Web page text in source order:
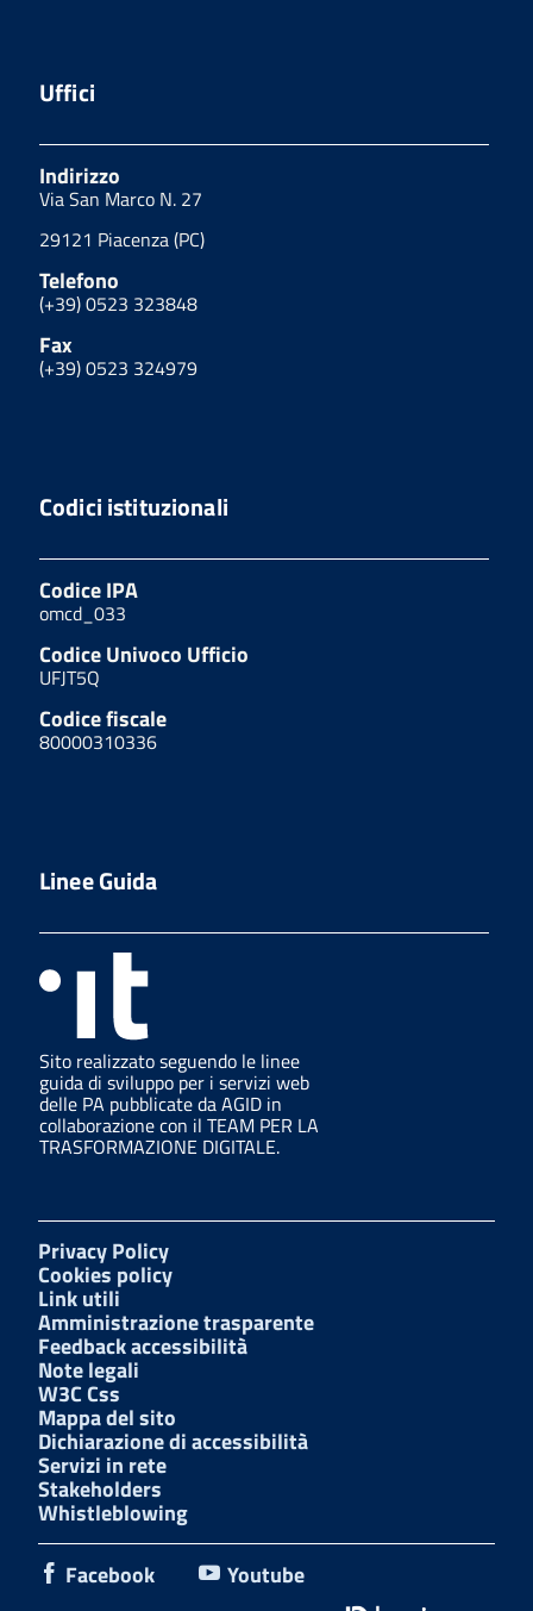
Uffici
Indirizzo
Via San Marco N. 27
29121 Piacenza (PC)
Telefono
(+39) 0523 323848
Fax
(+39) 0523 324979
Codici istituzionali
Codice IPA
omcd_033
Codice Univoco Ufficio
UFJT5Q
Codice fiscale
80000310336
Linee Guida
Sito realizzato seguendo le linee
guida di sviluppo per i servizi web
delle PA pubblicate da AGID in
collaborazione con il TEAM PER LA
TRASFORMAZIONE DIGITALE.
Privacy Policy
Cookies policy
Link utili
Amministrazione trasparente
Feedback accessibilità
Note legali
W3C Css
Mappa del sito
Dichiarazione di accessibilità
Servizi in rete
Stakeholders
Whistleblowing
Facebook
Youtube